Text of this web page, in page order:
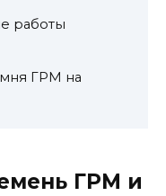
работы
ГРМ на
ГРМ и